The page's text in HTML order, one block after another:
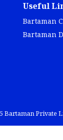
Useful
Bartaman
Bartaman
Bartaman Private